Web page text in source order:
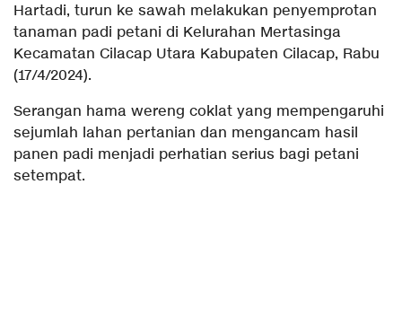
Hartadi, turun ke sawah melakukan penyemprotan
tanaman padi petani di Kelurahan Mertasinga
Kecamatan Cilacap Utara Kabupaten Cilacap, Rabu
(17/4/2024).
Serangan hama wereng coklat yang mempengaruhi
sejumlah lahan pertanian dan mengancam hasil
panen padi menjadi perhatian serius bagi petani
setempat.